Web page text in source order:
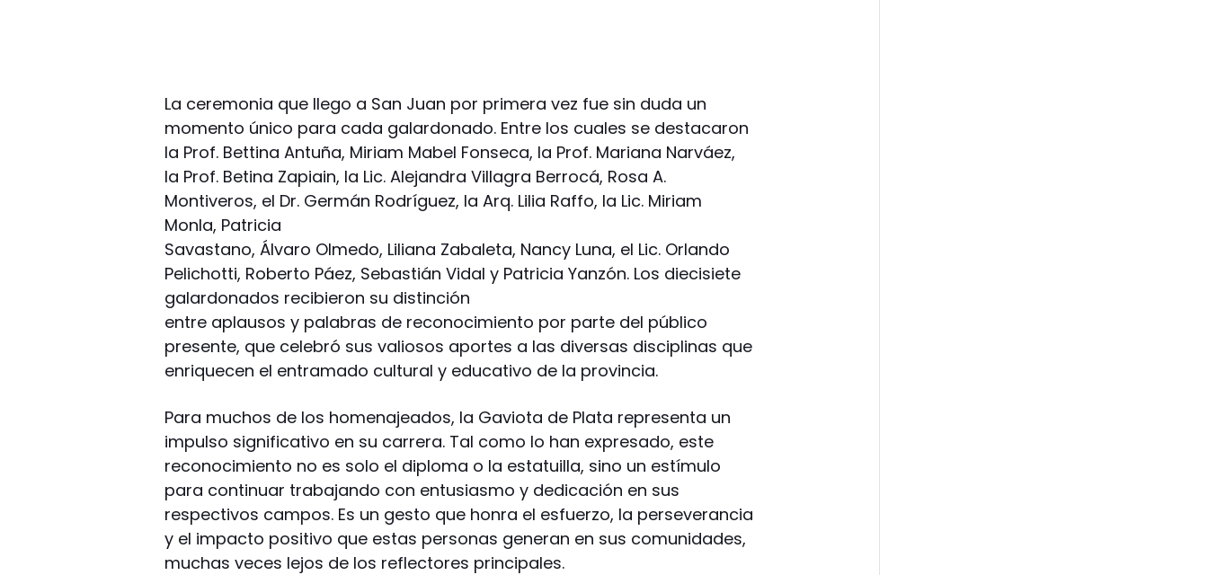
La ceremonia que llego a San Juan por primera vez fue sin duda un
momento único para cada galardonado. Entre los cuales se destacaron
la Prof. Bettina Antuña, Miriam Mabel Fonseca, la Prof. Mariana Narváez,
la Prof. Betina Zapiain, la Lic. Alejandra Villagra Berrocá, Rosa A.
Montiveros, el Dr. Germán Rodríguez, la Arq. Lilia Raffo, la Lic. Miriam
Monla, Patricia
Savastano, Álvaro Olmedo, Liliana Zabaleta, Nancy Luna, el Lic. Orlando
Pelichotti, Roberto Páez, Sebastián Vidal y Patricia Yanzón. Los diecisiete
galardonados recibieron su distinción
entre aplausos y palabras de reconocimiento por parte del público
presente, que celebró sus valiosos aportes a las diversas disciplinas que
enriquecen el entramado cultural y educativo de la provincia.
Para muchos de los homenajeados, la Gaviota de Plata representa un
impulso significativo en su carrera. Tal como lo han expresado, este
reconocimiento no es solo el diploma o la estatuilla, sino un estímulo
para continuar trabajando con entusiasmo y dedicación en sus
respectivos campos. Es un gesto que honra el esfuerzo, la perseverancia
y el impacto positivo que estas personas generan en sus comunidades,
muchas veces lejos de los reflectores principales.